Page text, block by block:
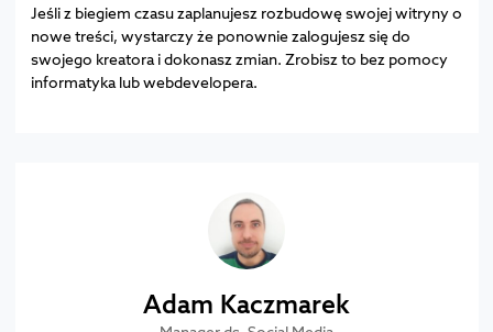
Jeśli z biegiem czasu zaplanujesz rozbudowę swojej witryny o
nowe treści, wystarczy że ponownie zalogujesz się do
swojego kreatora i dokonasz zmian. Zrobisz to bez pomocy
informatyka lub webdevelopera.
Adam Kaczmarek